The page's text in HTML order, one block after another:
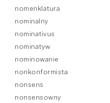
nomenklatura
nominalny
nominativus
nominatyw
nominowanie
nonkonformista
nonsens
nonsensowny